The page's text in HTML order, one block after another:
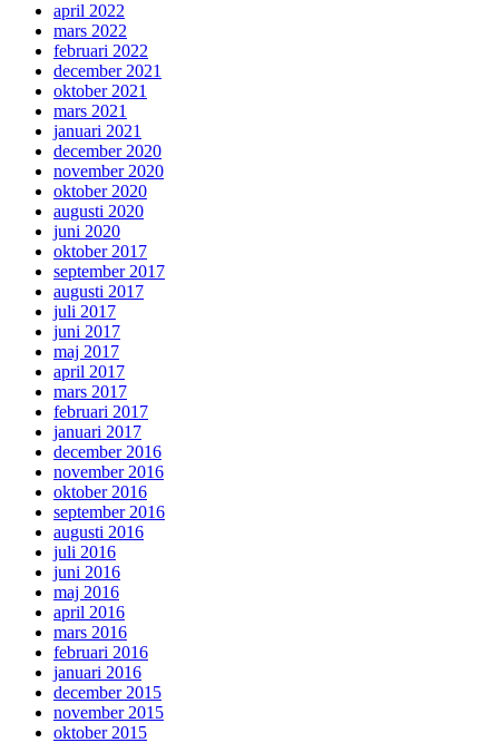
april 2022
mars 2022
februari 2022
december 2021
oktober 2021
mars 2021
januari 2021
december 2020
november 2020
oktober 2020
augusti 2020
juni 2020
oktober 2017
september 2017
augusti 2017
juli 2017
juni 2017
maj 2017
april 2017
mars 2017
februari 2017
januari 2017
december 2016
november 2016
oktober 2016
september 2016
augusti 2016
juli 2016
juni 2016
maj 2016
april 2016
mars 2016
februari 2016
januari 2016
december 2015
november 2015
oktober 2015